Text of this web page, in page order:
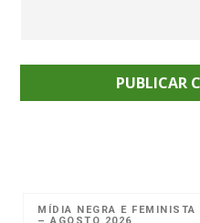
MÍDIA NEGRA E
– AGOSTO 2026